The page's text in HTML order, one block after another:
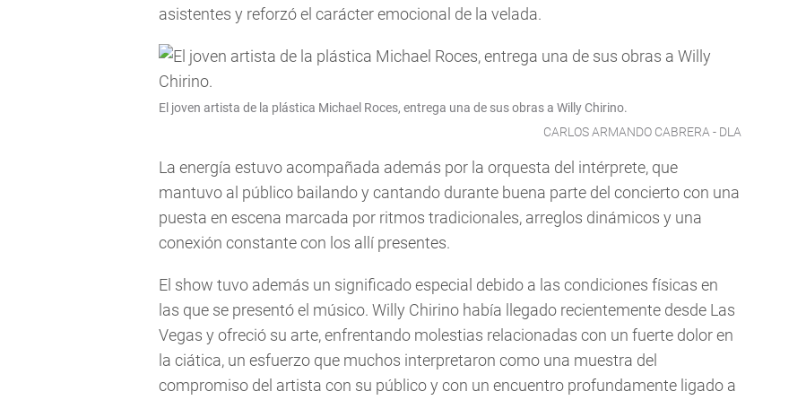
asistentes y reforzó el carácter emocional de la velada.
El joven artista de la plástica Michael Roces, entrega una de sus obras a Willy Chirino.
CARLOS ARMANDO CABRERA - DLA
La energía estuvo acompañada además por la orquesta del intérprete, que
mantuvo al público bailando y cantando durante buena parte del concierto con una
puesta en escena marcada por ritmos tradicionales, arreglos dinámicos y una
conexión constante con los allí presentes.
El show tuvo además un significado especial debido a las condiciones físicas en
las que se presentó el músico. Willy Chirino había llegado recientemente desde Las
Vegas y ofreció su arte, enfrentando molestias relacionadas con un fuerte dolor en
la ciática, un esfuerzo que muchos interpretaron como una muestra del
compromiso del artista con su público y con un encuentro profundamente ligado a